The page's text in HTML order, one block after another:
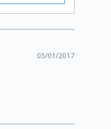
05/01/2017